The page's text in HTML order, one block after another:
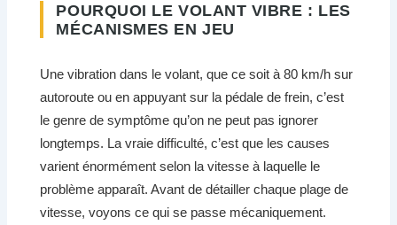
POURQUOI LE VOLANT VIBRE : LES
MÉCANISMES EN JEU
Une vibration dans le volant, que ce soit à 80 km/h sur
autoroute ou en appuyant sur la pédale de frein, c’est
le genre de symptôme qu’on ne peut pas ignorer
longtemps. La vraie difficulté, c’est que les causes
varient énormément selon la vitesse à laquelle le
problème apparaît. Avant de détailler chaque plage de
vitesse, voyons ce qui se passe mécaniquement.